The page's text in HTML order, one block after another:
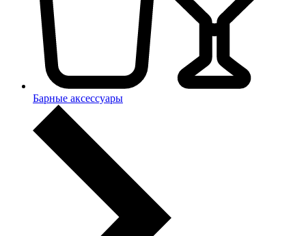
Барные аксессуары